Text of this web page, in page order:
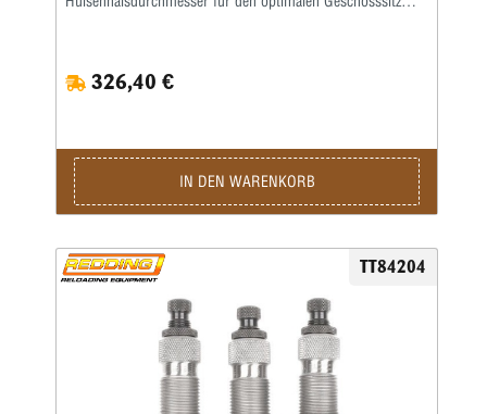
Bushing- Body Die- Competition-SetzmatrizeDie Bushings
sind nicht im Satz enthalten, bitte extra ordern.
326,40 €
IN DEN WARENKORB
TT84204